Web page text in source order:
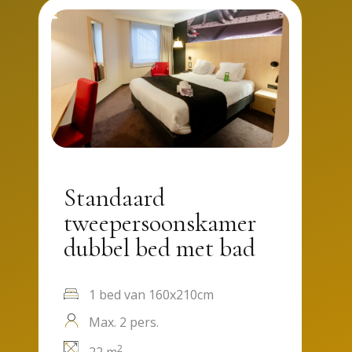
Standaard
tweepersoonskamer
dubbel bed met bad
1 bed van 160x210cm
Max. 2 pers.
2